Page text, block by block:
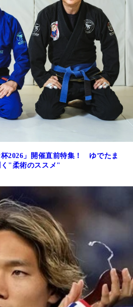
2026」開催直前特集！ ゆでたま
く"柔術のススメ"